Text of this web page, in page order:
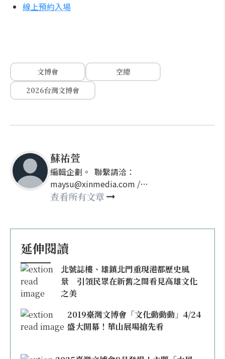
線上預約入場
文博會
空總
2026台灣文博會
蘇祐萱
編輯企劃。 聯繫請洽：
maysu@xinmedia.com /
may860527@gmail.com
查看所有文章
延伸閱讀
北號誌樓、雄鎮北門重現港都歷史風
景 引領民眾在新舊之間看見高雄文化
之美
2019臺灣文博會「文化動動動」4/24
盛大開幕！華山展場搶先看